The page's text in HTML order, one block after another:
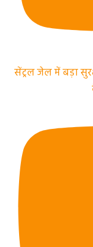
सेंट्रल जेल में बड़ा